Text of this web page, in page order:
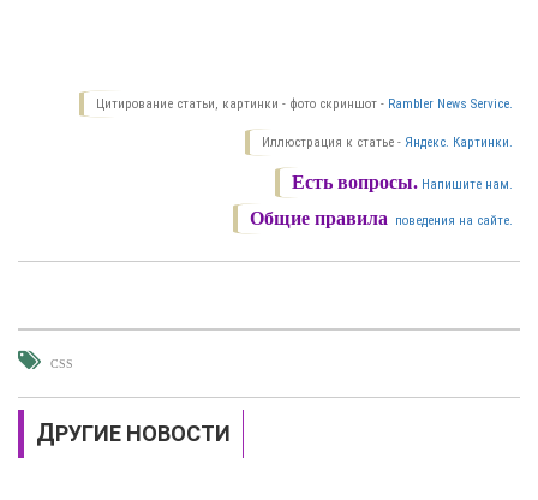
Цитирование статьи, картинки - фото скриншот - Rambler News Service.
Иллюстрация к статье - Яндекс. Картинки.
Есть вопросы. Напишите нам.
Общие правила поведения на сайте.
CSS
ДРУГИЕ НОВОСТИ